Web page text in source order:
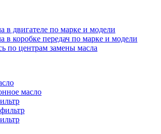
в двигателе по марке и модели
в коробке передач по марке и модели
по центрам замены масла
масло